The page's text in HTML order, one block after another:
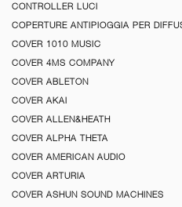
CONTROLLER LUCI
COPERTURE ANTIPIOGGIA PER
COVER 1010 MUSIC
COVER 4MS COMPANY
COVER ABLETON
COVER AKAI
COVER ALLEN&HEATH
COVER ALPHA THETA
COVER AMERICAN AUDIO
COVER ARTURIA
COVER ASHUN SOUND MACHINES